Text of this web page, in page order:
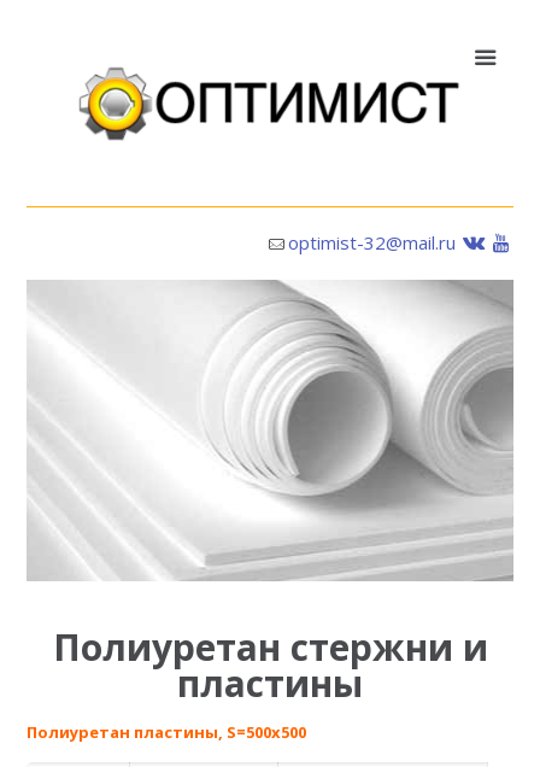
optimist-32@mail.ru
Полиуретан стержни и
пластины
Полиуретан пластины, S=500х500